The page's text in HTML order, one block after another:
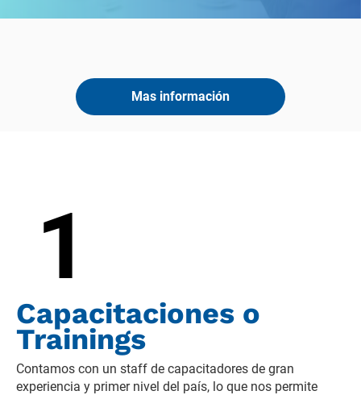
Mas información
1
Capacitaciones o
Trainings
Contamos con un staff de capacitadores de gran
experiencia y primer nivel del país, lo que nos permite